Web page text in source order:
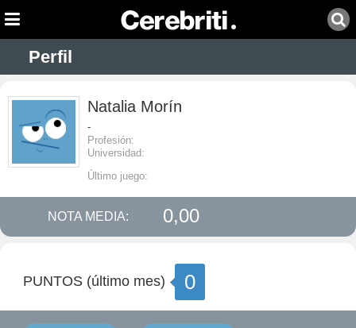
Perfil
Natalia Morín
-
Profesión:
Universidad:
Último juego:
NOTA MEDIA: 0,00
PUNTOS (último mes) 0